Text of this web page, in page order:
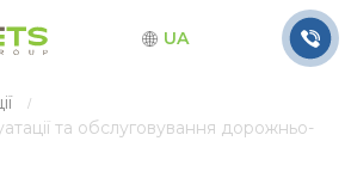
UA
та обслуговування дорожньо-